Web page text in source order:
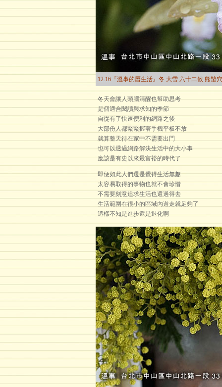
12.16『溫事的曆生活』冬 大雪 六十二候 熊蟄穴
冬天會讓人頭腦清醒也幫助思考
是個適合閱讀與求知的季節
自從有了快速便利的網路之後
大部份人都緊緊握著手機平板不放
就算整天待在家中不需要出門
也可以透過網路解決生活中的大小事
應該是有史以來最富裕的時代了
即便如此人們還是覺得生活無趣
太容易取得的事物也就不會珍惜
不需要刻意追求生活也還過得去
生活範圍在很小的區域內遊走就足夠了
這樣不知是進步還是退化啊